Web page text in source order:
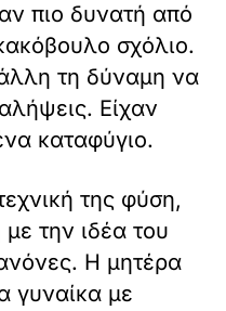
πιο δυνατή από
σχόλιο.
τη δύναμη να
Είχαν
καταφύγιο.
της φύση,
με την ιδέα του
Η μητέρα
γυναίκα με